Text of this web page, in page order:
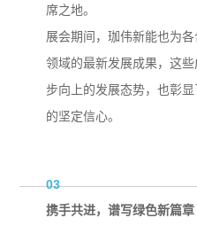
席之地。
展会期间，珈伟新能也为
领域的最新发展成果，这
步向上的发展态势，也彰
的坚定信心。
03
携手共进，谱写绿色新篇章